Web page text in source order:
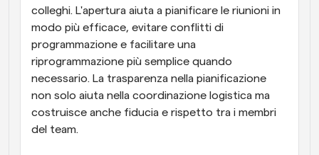
colleghi. L'apertura aiuta a pianificare le riunioni in
modo più efficace, evitare conflitti di
programmazione e facilitare una
riprogrammazione più semplice quando
necessario. La trasparenza nella pianificazione
non solo aiuta nella coordinazione logistica ma
costruisce anche fiducia e rispetto tra i membri
del team.